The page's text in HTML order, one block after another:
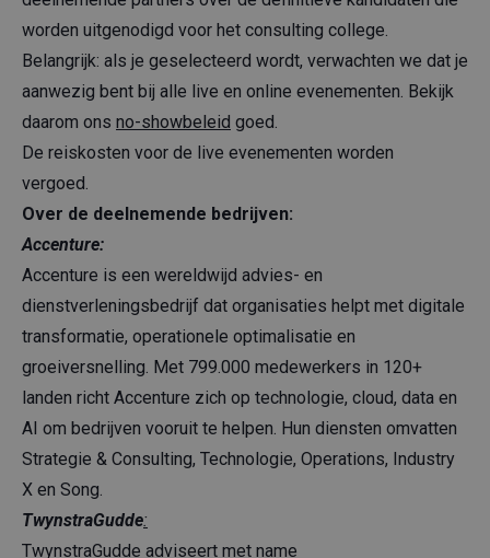
worden uitgenodigd voor het consulting college.
Belangrijk: als je geselecteerd wordt, verwachten we dat je
aanwezig bent bij alle live en online evenementen. Bekijk
daarom ons no-showbeleid goed.
De reiskosten voor de live evenementen worden
vergoed.
Over de deelnemende bedrijven:
Accenture:
Accenture is een wereldwijd advies- en
dienstverleningsbedrijf dat organisaties helpt met digitale
transformatie, operationele optimalisatie en
groeiversnelling. Met 799.000 medewerkers in 120+
landen richt Accenture zich op technologie, cloud, data en
AI om bedrijven vooruit te helpen. Hun diensten omvatten
Strategie & Consulting, Technologie, Operations, Industry
X en Song.
TwynstraGudde:
TwynstraGudde adviseert met name